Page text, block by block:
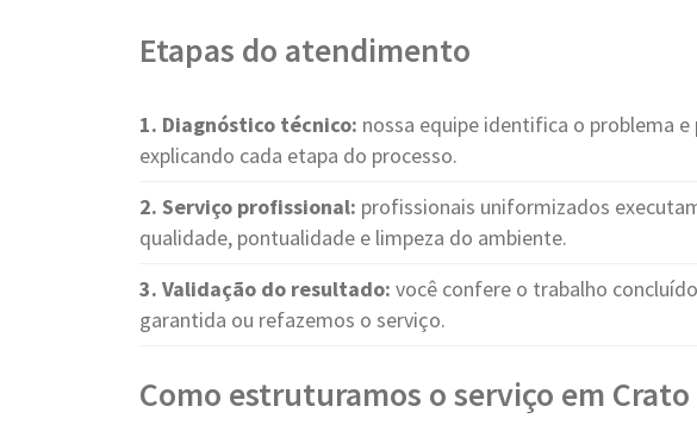
Etapas do atendimento
1. Diagnóstico técnico: nossa equipe identifica o problema
explicando cada etapa do processo.
2. Serviço profissional: profissionais uniformizados
qualidade, pontualidade e limpeza do ambiente.
3. Validação do resultado: você confere o trabalho
garantida ou refazemos o serviço.
Como estruturamos o serviço em Crato